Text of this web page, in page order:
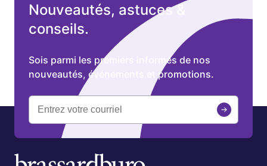
Nouveautés, astuces &
conseils.
Sois parmi les premiers informés de nos
nouveautés, événements et promotions.